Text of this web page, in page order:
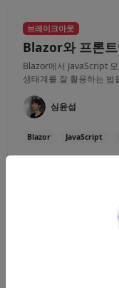
브레이크아웃
Blazor와 프론
Blazor에서 JavaScript
생태계를 잘 활용하는 법
심윤섭
Blazor JavaScript
게임 서버 개발
실시간 통신을 하는 온